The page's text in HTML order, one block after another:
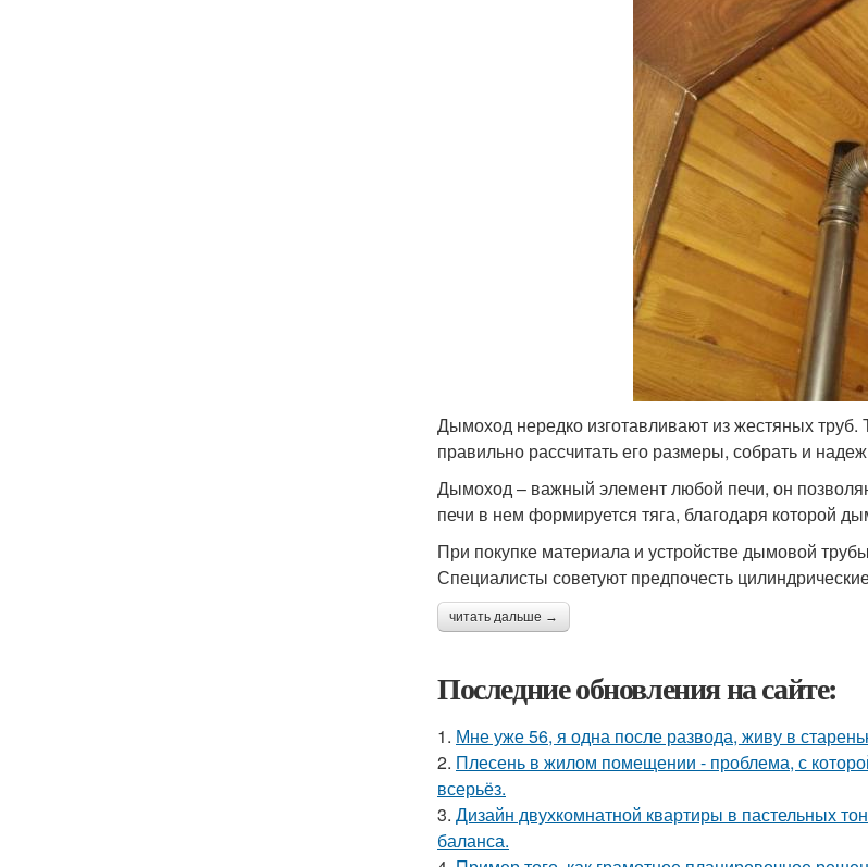
Дымоход нередко изготавливают из жестяных труб.
правильно рассчитать его размеры, собрать и
Дымоход – важный элемент любой печи, он
печи в нем формируется тяга, благодаря которой
При покупке материала и устройстве дымовой
Специалисты советуют предпочесть
читать дальше →
Последние обновления на сайте:
1. Мне уже 56, я одна после развода, живу в
2. Плесень в жилом помещении - проблема, с
всерьёз.
3. Дизайн двухкомнатной квартиры в пастельных
баланса.